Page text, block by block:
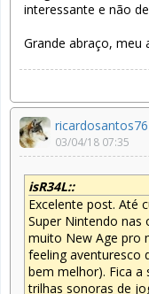
interessante e não
Grande abraço, meu
ricardosantos76
03/04/18 07:35
isR34L::
Excelente post. Até
Super Nintendo nas
muito New Age pro
feeling aventuresco
bem melhor). Fica a
trilhas sonoras de